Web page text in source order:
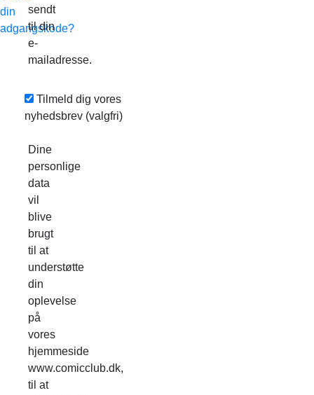
din
adgangskode?
sendt
til din
e-
mailadresse.
Tilmeld dig vores
nyhedsbrev (valgfri)
Dine
personlige
data
vil
blive
brugt
til at
understøtte
din
oplevelse
på
vores
hjemmeside
www.comicclub.dk,
til at